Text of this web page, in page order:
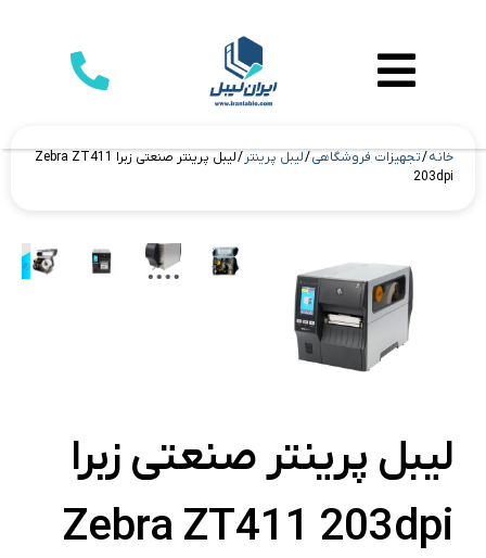
خانه/تجهیزات فروشگاهی/لیبل پرینتر
/ لیبل پرینتر صنعتی زبرا Zebra ZT411
203dpi
لیبل پرینتر صنعتی زبرا
Zebra ZT411 203dpi